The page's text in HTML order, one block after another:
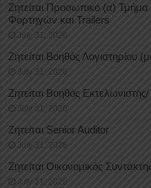
Ζητείται Προσωπικό (α)
Φορτηγών και Trailers
July 31, 2026
Ζητείται Βοηθός Λογιστηρίου
July 31, 2026
Ζητείται Βοηθός
July 31, 2026
Ζητείται Senior Auditor
July 31, 2026
Ζητείται Οικονομικός
July 31, 2026